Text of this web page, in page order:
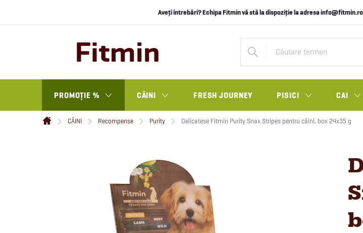
Aveți întrebări? Echipa Fitmin vă stă la dispoziție la adresa
PROMOȚIE % CÂINI FRESH JOURNEY PISICI CAI
Acasă
CÂINI Recompense Purity Delicatese Fitmin Purity Snax Stripes pentru câini, box 24x35 g